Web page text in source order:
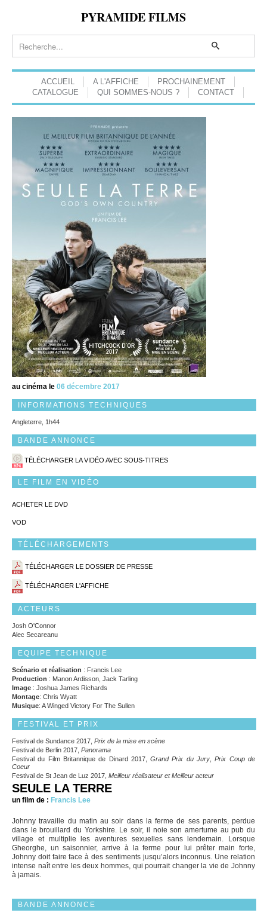
PYRAMIDE FILMS
ACCUEIL A L'AFFICHE
PROCHAINEMENT
CATALOGUE
QUI SOMMES-NOUS ? CONTACT
au cinéma le 06 décembre 2017
INFORMATIONS TECHNIQUES
Angleterre, 1h44
BANDE ANNONCE
TÉLÉCHARGER LA VIDÉO AVEC SOUS-TITRES
LE FILM EN VIDÉO
ACHETER LE DVD
VOD
TÉLÉCHARGEMENTS
TÉLÉCHARGER LE DOSSIER DE PRESSE
TÉLÉCHARGER L'AFFICHE
ACTEURS
Josh O'Connor
Alec Secareanu
EQUIPE TECHNIQUE
Scénario et réalisation : Francis Lee
Production : Manon Ardisson, Jack Tarling
Image : Joshua James Richards
Montage: Chris Wyatt
Musique: A Winged Victory For The Sullen
FESTIVAL ET PRIX
Festival de Sundance 2017, Prix de la mise en scène
Festival de Berlin 2017, Panorama
Festival du Film Britannique de Dinard 2017,Grand Prix du Jury ,Prix Coup de
Coeur
Festival de St Jean de Luz 2017, Meilleur réalisateur et Meilleur acteur
SEULE LA TERRE
un film de : Francis Lee
Johnny travaille du matin au soir dans la ferme de ses parents, perdue
dans le brouillard du Yorkshire. Le soir, il noie son amertume au pub du
village et multiplie les aventures sexuelles sans lendemain. Lorsque
Gheorghe, un saisonnier, arrive à la ferme pour lui prêter main forte,
Johnny doit faire face à des sentiments jusqu’alors inconnus. Une relation
intense naît entre les deux hommes, qui pourrait changer la vie de Johnny
à jamais.
BANDE ANNONCE